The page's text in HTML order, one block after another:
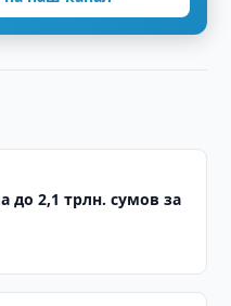
2,1 трлн. сумов за